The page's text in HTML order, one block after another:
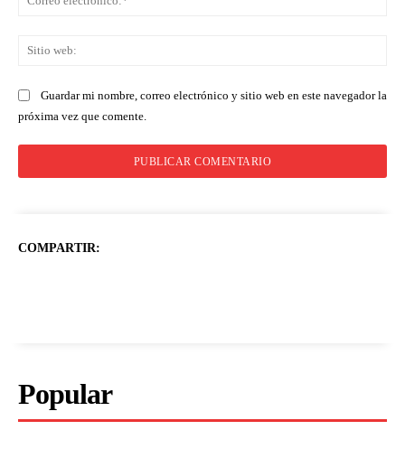
Guardar mi nombre, correo electrónico y sitio web en este navegador la
próxima vez que comente.
COMPARTIR:
Popular